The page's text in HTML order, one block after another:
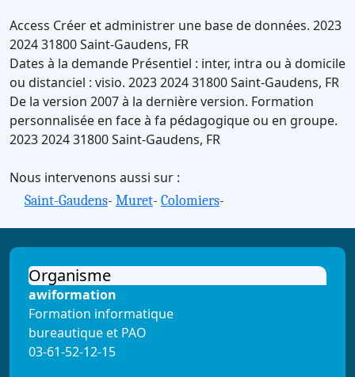
Access Créer et administrer une base de données. 2023
202431800Saint-Gaudens, FR
Dates à la demande Présentiel : inter, intra ou à domicile
ou distanciel : visio. 2023202431800Saint-Gaudens, FR
De la version 2007 à la dernière version. Formation
personnalisée en face à fa pédagogique ou en groupe.
2023202431800Saint-Gaudens, FR
Nous intervenons aussi sur :
Saint-Gaudens- Muret- Colomiers-
Organisme
awiformation
Formation informatique
bureautique et PAO
03-61-52-12-15